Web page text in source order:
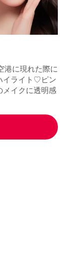
港に現れた際に
イライト♡ピン
メイクに透明感